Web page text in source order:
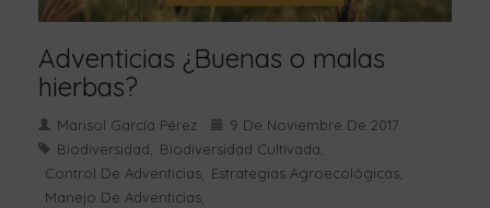
Adventicias ¿Buenas o malas
hierbas?
Marisol García Pérez
9 De Noviembre De 2017
Biodiversidad
Biodiversidad Cultivada
Control De Adventicias Estrategias Agroecológicas
Manejo De Adventicias